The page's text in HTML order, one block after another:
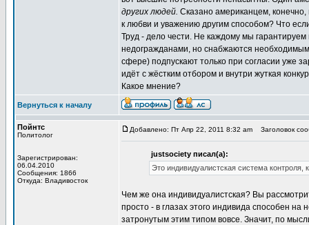
других людей. Сказано американцем, конечно,
к любви и уважению другим способом? Что
Труд - дело чести. Не каждому мы
недогражданами, но снабжаются
сфере) подпускают только при согласии уже
идёт с жёстким отбором и внутри жуткая
Какое мнение?
Вернуться к началу
Пойнтс
Политолог
Зарегистрирован:
06.04.2010
Сообщения: 1866
Откуда: Владивосток
Добавлено: Пт Апр 22, 2011 8:32 am Заголовок
justsociety писал(а):
Это индивидуалистская система контроля,
Чем же она индивидуалистская? Вы
просто - в глазах этого индивида способен
затронутым этим типом вовсе. Значит, по